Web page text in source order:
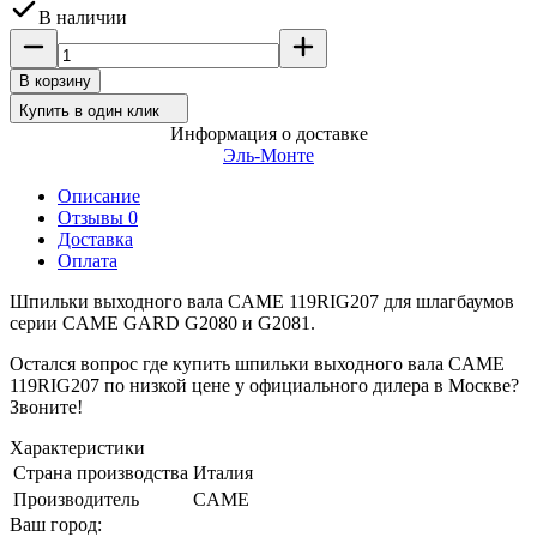
В наличии
В корзину
Купить в один клик
Информация о доставке
Эль-Монте
Описание
Отзывы 0
Доставка
Оплата
Шпильки выходного вала CAME 119RIG207 для шлагбаумов
серии CAME GARD G2080 и G2081.
Остался вопрос где купить шпильки выходного вала CAME
119RIG207 по низкой цене у официального дилера в Москве?
Звоните!
Характеристики
Страна производства Италия
Производитель
CAME
Ваш город: